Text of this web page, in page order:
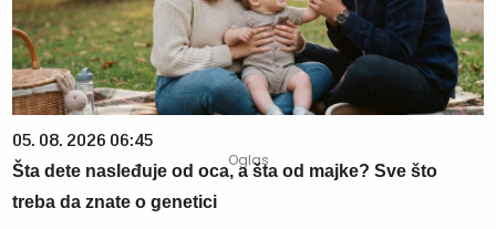
05. 08. 2026 06:45
Šta dete nasleđuje od oca, a šta od majke? Sve što
treba da znate o genetici